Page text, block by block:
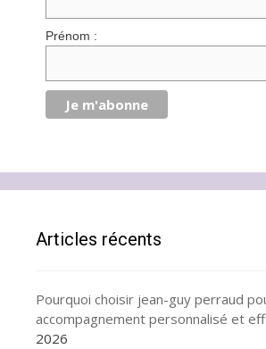
Prénom :
Articles récents
Pourquoi choisir jean-guy perraud
accompagnement personnalisé et
2026